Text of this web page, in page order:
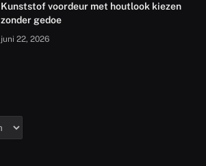
Kunststof voordeur met houtlook kiezen
zonder gedoe
juni 22, 2026